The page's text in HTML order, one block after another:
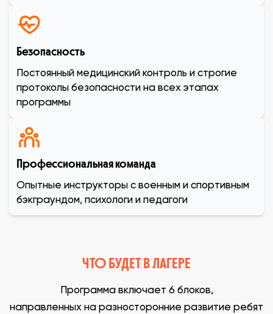
Безопасность
Постоянный медицинский контроль и строгие
протоколы безопасности на всех этапах
программы
Профессиональная команда
Опытные инструкторы с военным и спортивным
бэкграундом, психологи и педагоги
ЧТО БУДЕТ В ЛАГЕРЕ
Программа включает 6 блоков,
направленных на разносторонние развитие ребят